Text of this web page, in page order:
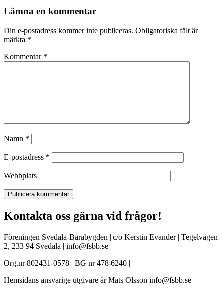
Lämna en kommentar
Din e-postadress kommer inte publiceras. Obligatoriska fält är
märkta *
Kommentar *
Namn *
E-postadress *
Webbplats
Kontakta oss gärna vid frågor!
Föreningen Svedala-Barabygden | c/o Kerstin Evander | Tegelvägen
2, 233 94 Svedala | info@fsbb.se
Org.nr 802431-0578 | BG nr 478-6240 |
Hemsidans ansvarige utgivare är Mats Olsson info@fsbb.se